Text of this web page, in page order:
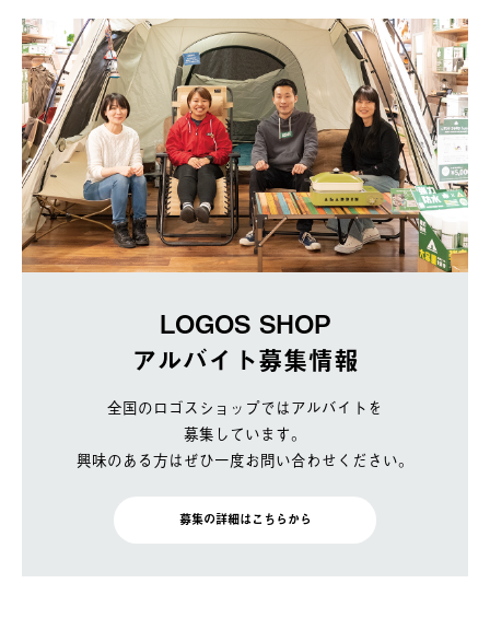
LOGOS SHOP
アルバイト募集情報
全国のロゴスショップではアルバイトを
募集しています。
興味のある方はぜひ一度お問い合わせください。
募集の詳細はこちらから